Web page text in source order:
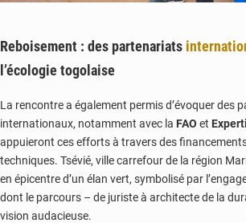
Reboisement : des partenariats
l’écologie togolaise
La rencontre a également permis d’évoquer des
internationaux, notamment avec la FAO et
appuieront ces efforts à travers des
techniques. Tsévié, ville carrefour de la région
en épicentre d’un élan vert, symbolisé par
dont le parcours – de juriste à architecte de la
vision audacieuse.